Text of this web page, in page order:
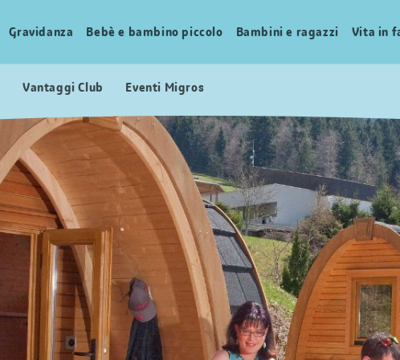
Gravidanza Bebè e bambino piccolo Bambini e ragazzi Vita in
Vantaggi Club Eventi Migros